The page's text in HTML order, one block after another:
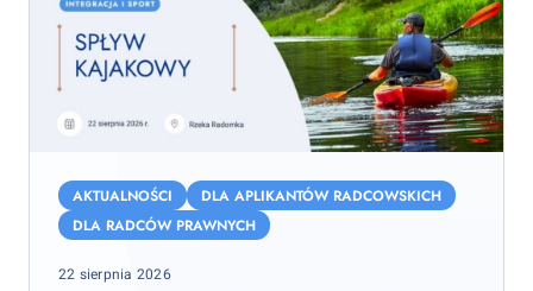
kajakowy
Radomką
AKTUALNOŚCI
DLA APLIKANTÓW RADCOWSKICH
DLA RADCÓW PRAWNYCH
Posted
22 sierpnia 2026